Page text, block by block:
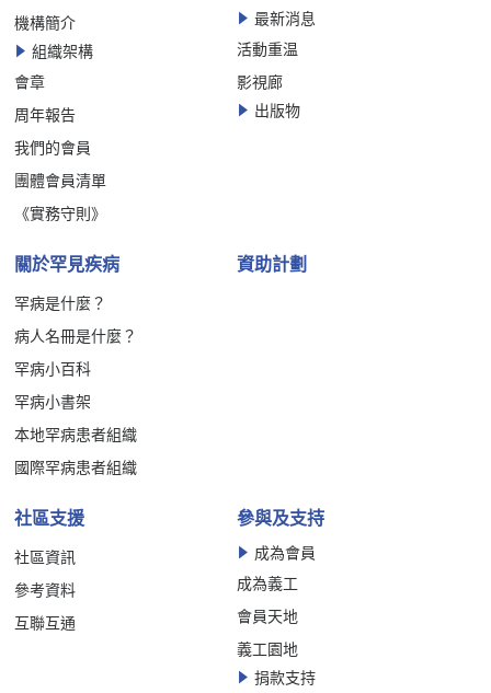
機構簡介
組織架構
會章
周年報告
我們的會員
團體會員清單
《實務守則》
最新消息
活動重温
影視廊
出版物
關於罕見疾病
罕病是什麼？
病人名冊是什麼？
罕病小百科
罕病小書架
本地罕病患者組織
國際罕病患者組織
資助計劃
社區支援
社區資訊
參考資料
互聯互通
參與及支持
成為會員
成為義工
會員天地
義工園地
捐款支持